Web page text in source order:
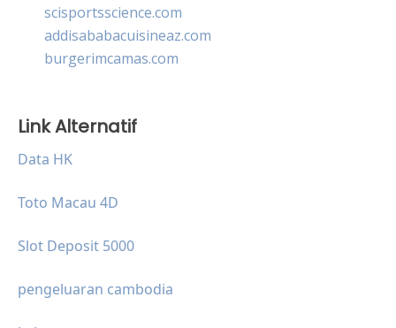
scisportsscience.com
addisababacuisineaz.com
burgerimcamas.com
Link Alternatif
Data HK
Toto Macau 4D
Slot Deposit 5000
pengeluaran cambodia